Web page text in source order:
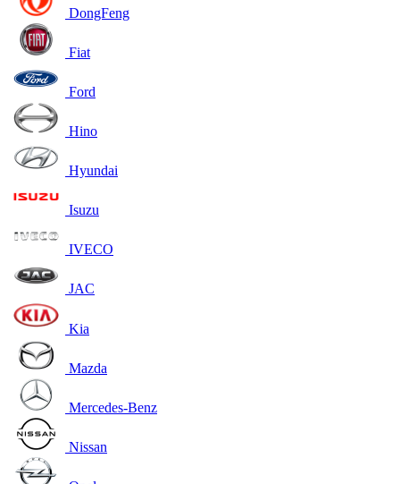
DongFeng
Fiat
Ford
Hino
Hyundai
Isuzu
IVECO
JAC
Kia
Mazda
Mercedes-Benz
Nissan